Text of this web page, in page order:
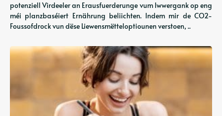
potenziell Virdeeler an Erausfuerderunge vum Iwwergank op eng
méi planzbaséiert Ernährung beliichten. Indem mir de CO2-
Foussofdrock vun dëse Liewensmëtteloptiounen verstoen, ..